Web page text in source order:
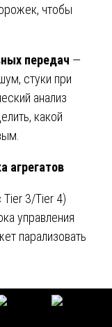
чтобы
передач —
стуки при
анализ
какой
агрегатов
Tier 3/Tier 4)
управления
парализовать